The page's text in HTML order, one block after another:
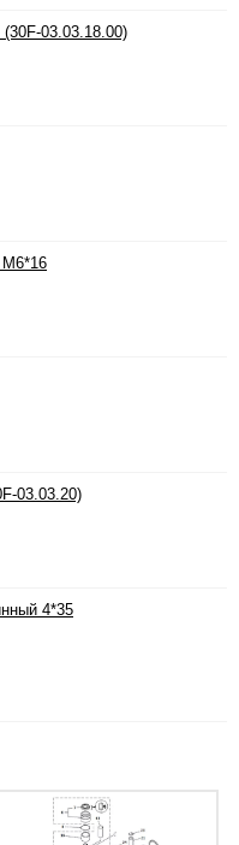
03.03.18.00)
М6*16
03.03.20)
4*35